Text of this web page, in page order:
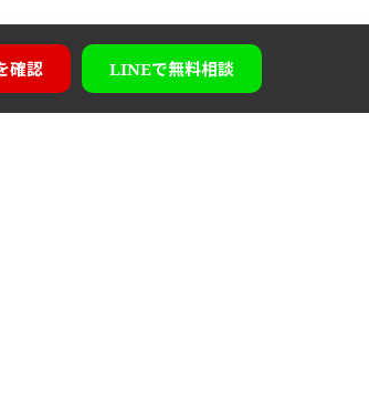
確認 LINEで無料相談